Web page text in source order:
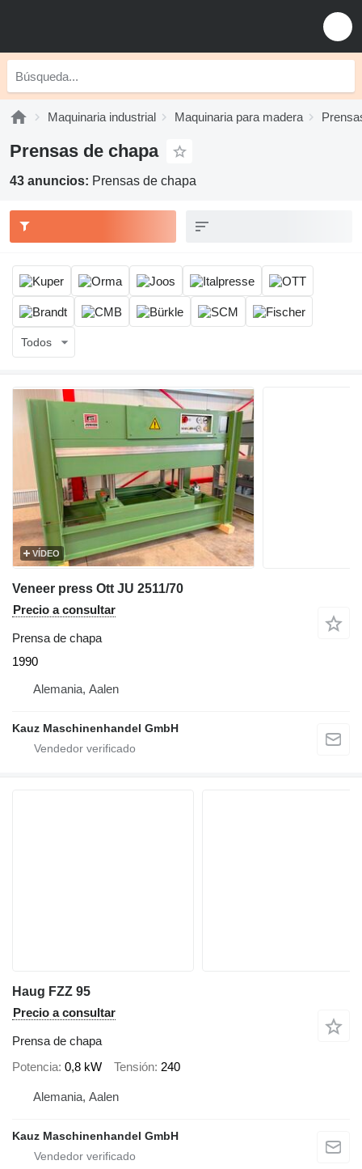
Maquinaria industrial Maquinaria para madera
Prensas de chapa
43 anuncios: Prensas de chapa
Todos
VÍDEO
Veneer press Ott JU 2511/70
Precio a consultar
Prensa de chapa
1990
Alemania, Aalen
Kauz Maschinenhandel GmbH
Haug FZZ 95
Precio a consultar
Prensa de chapa
Potencia 0,8 kW Tensión 240
Alemania, Aalen
Kauz Maschinenhandel GmbH